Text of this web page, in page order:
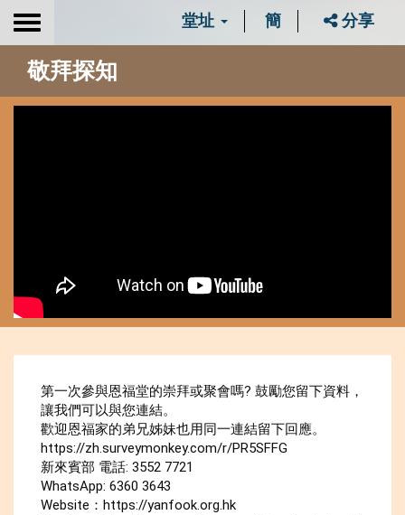
Toggle
堂址 簡 分享
敬拜探知
第一次參與恩福堂的崇拜或聚會嗎? 鼓勵您留下資料，
讓我們可以與您連結。
歡迎恩福家的弟兄姊妹也用同一連結留下回應。
https://zh.surveymonkey.com/r/PR5SFFG
新來賓部 電話: 3552 7721
WhatsApp: 6360 3643
Website：https://yanfook.org.hk